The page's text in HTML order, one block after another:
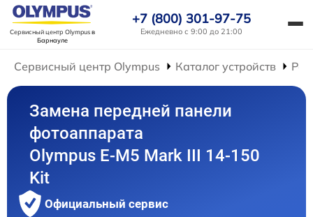
Сервисный центр Olympusв
Барнауле
+7 (800) 301-97-75
Ежедневно с 9:00 до 21:00
Сервисный центр Olympus Каталог устройств
Замена передней панели
фотоаппарата
Olympus E‑M5 Mark III 14-150
Kit
Официальный сервис